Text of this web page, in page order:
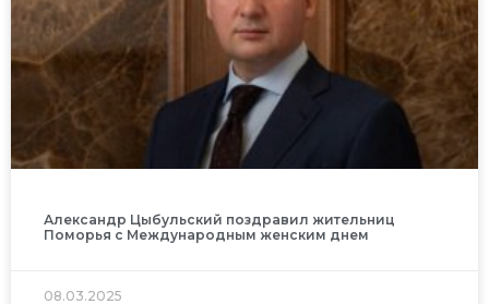
Александр Цыбульский поздравил жительниц
Поморья с Международным женским днем
08.03.2025